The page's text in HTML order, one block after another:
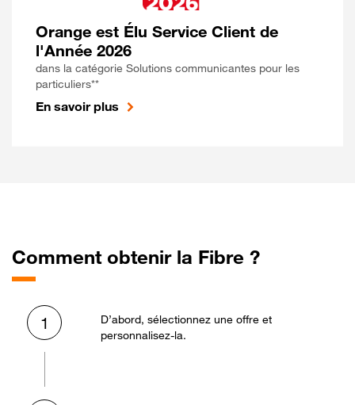
Orange est Élu Service Client de
l'Année 2026
dans la catégorie Solutions communicantes pour les
particuliers**
En savoir plus
Comment obtenir la Fibre ?
1
D’abord, sélectionnez une offre et
personnalisez-la.